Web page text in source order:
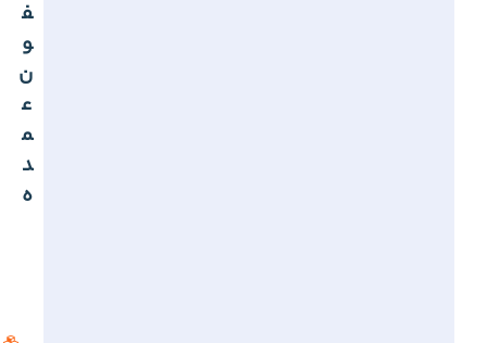
ف
و
ن
ع
م
د
ه